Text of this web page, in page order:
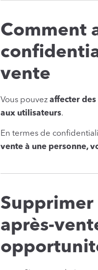
Comment
vente
Vous pouvez affecter
aux utilisateurs.
En termes de
vente à une personne,
Supprimer
après-